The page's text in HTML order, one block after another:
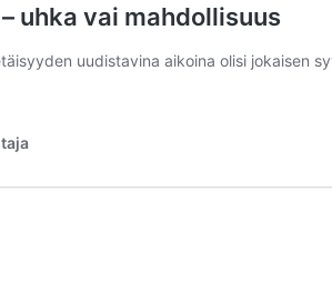
uhka vai mahdollisuus
uudistavina aikoina olisi jokaisen